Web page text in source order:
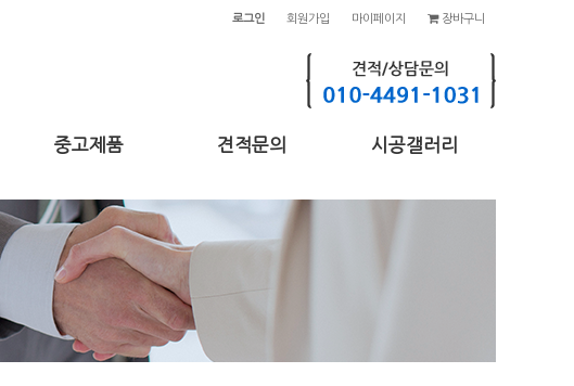
장바구니
마이페이지
회원가입
로그인
중고제품 견적문의 시공갤러리